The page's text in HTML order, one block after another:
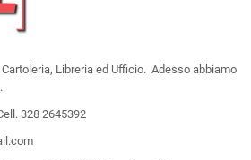
Libreria ed Ufficio. Adesso abbiamo
328 2645392